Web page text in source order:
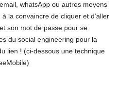
whatsApp ou autres moyens
la convaincre de cliquer et d’aller
son mot de passe pour se
du social engineering pour la
lien ! (ci-dessous une technique